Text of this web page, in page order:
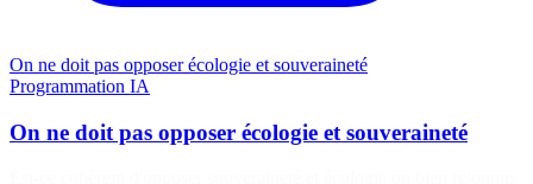
On ne doit pas opposer écologie et souveraineté
Programmation IA
On ne doit pas opposer écologie et souveraineté